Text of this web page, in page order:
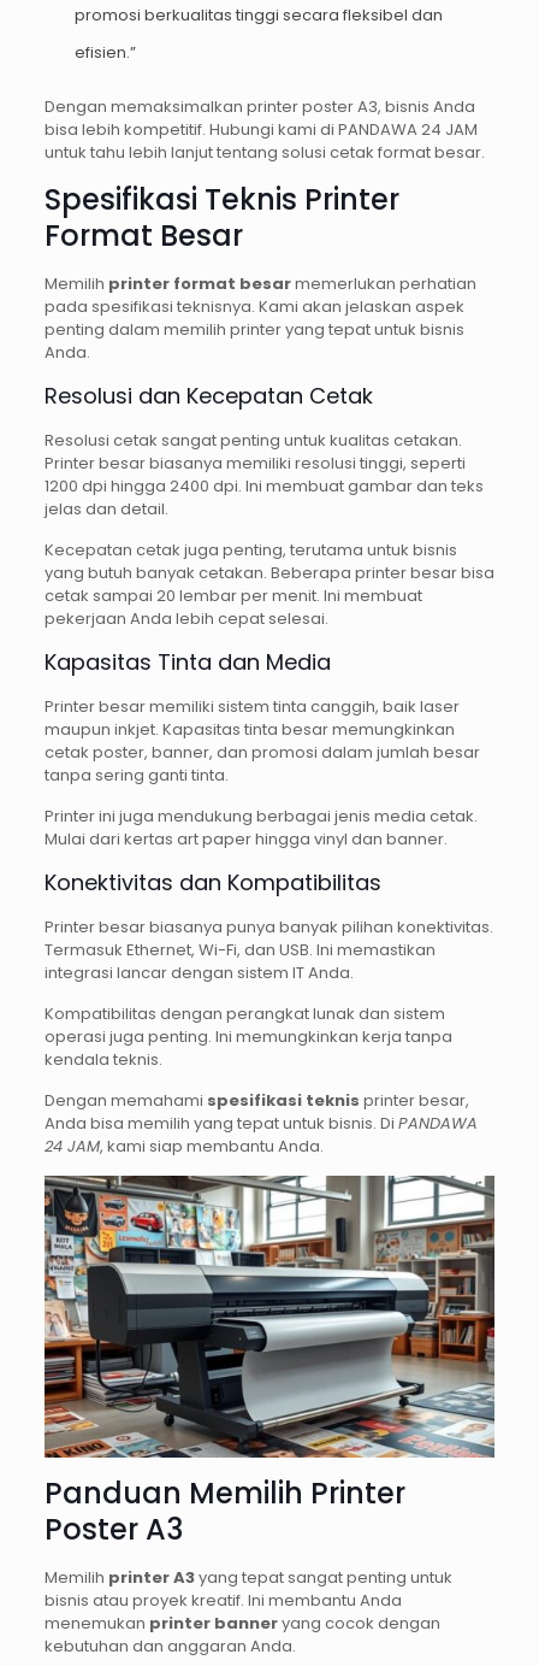
promosi berkualitas tinggi secara fleksibel dan
efisien.”
Dengan memaksimalkan printer poster A3, bisnis Anda
bisa lebih kompetitif. Hubungi kami di PANDAWA 24 JAM
untuk tahu lebih lanjut tentang solusi cetak format besar.
Spesifikasi Teknis Printer
Format Besar
Memilih printer format besarmemerlukan perhatian
pada spesifikasi teknisnya. Kami akan jelaskan aspek
penting dalam memilih printer yang tepat untuk bisnis
Anda.
Resolusi dan Kecepatan Cetak
Resolusi cetak sangat penting untuk kualitas cetakan.
Printer besar biasanya memiliki resolusi tinggi, seperti
1200 dpi hingga 2400 dpi. Ini membuat gambar dan teks
jelas dan detail.
Kecepatan cetak juga penting, terutama untuk bisnis
yang butuh banyak cetakan. Beberapa printer besar bisa
cetak sampai 20 lembar per menit. Ini membuat
pekerjaan Anda lebih cepat selesai.
Kapasitas Tinta dan Media
Printer besar memiliki sistem tinta canggih, baik laser
maupun inkjet. Kapasitas tinta besar memungkinkan
cetak poster, banner, dan promosi dalam jumlah besar
tanpa sering ganti tinta.
Printer ini juga mendukung berbagai jenis media cetak.
Mulai dari kertas art paper hingga vinyl dan banner.
Konektivitas dan Kompatibilitas
Printer besar biasanya punya banyak pilihan konektivitas.
Termasuk Ethernet, Wi-Fi, dan USB. Ini memastikan
integrasi lancar dengan sistem IT Anda.
Kompatibilitas dengan perangkat lunak dan sistem
operasi juga penting. Ini memungkinkan kerja tanpa
kendala teknis.
Dengan memahami spesifikasi teknis printer besar,
Anda bisa memilih yang tepat untuk bisnis. Di PANDAWA
24 JAM, kami siap membantu Anda.
Panduan Memilih Printer
Poster A3
Memilih printer A3yang tepat sangat penting untuk
bisnis atau proyek kreatif. Ini membantu Anda
menemukan printer banneryang cocok dengan
kebutuhan dan anggaran Anda.